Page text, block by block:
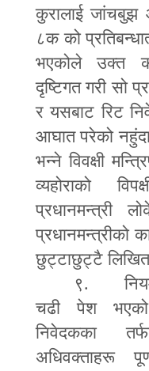
कुरालाई जांचबुझ
८क को
भएकोले उक्त
दृष्टिगत गरी सो
र यसबाट रिट
आघात परेको
भन्ने विवक्षी
व्यहोराको
प्रधानमन्त्री
प्रधानमन्त्रीको
छुट्टाछुट्टै
९.
चढी पेश भएको
निवेदकका
अधिवक्ताहरू